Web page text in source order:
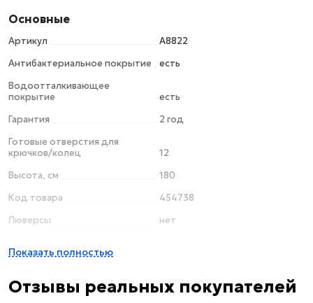
Основные
Артикул
A8822
Антибактериальное покрытие
есть
Водоотталкивающее
покрытие
есть
Гарантия
2 год
Готовые отверстия для
крючков/колец
12
Высота, см
180
Код товара
454738
Люверсы
нет
Цвет
рисунок / мультиколор
Показать полностью
Отзывы реальных покупателей